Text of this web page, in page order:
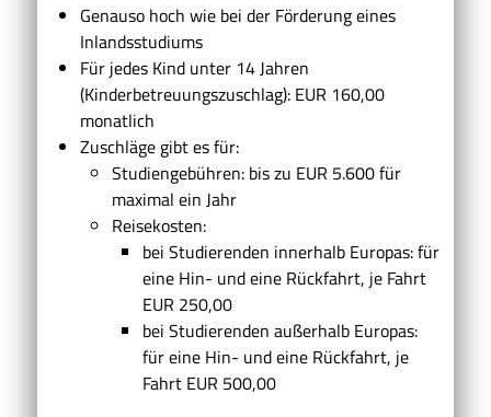
Genauso hoch wie bei der Förderung eines
Inlandsstudiums
Für jedes Kind unter 14 Jahren
(Kinderbetreuungszuschlag): EUR 160,00
monatlich
Zuschläge gibt es für:
Studiengebühren: bis zu EUR 5.600 für
maximal ein Jahr
Reisekosten:
bei Studierenden innerhalb Europas: für
eine Hin- und eine Rückfahrt, je Fahrt
EUR 250,00
bei Studierenden außerhalb Europas:
für eine Hin- und eine Rückfahrt, je
Fahrt EUR 500,00